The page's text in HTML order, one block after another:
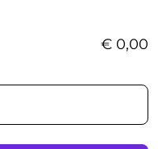
€ 0,00